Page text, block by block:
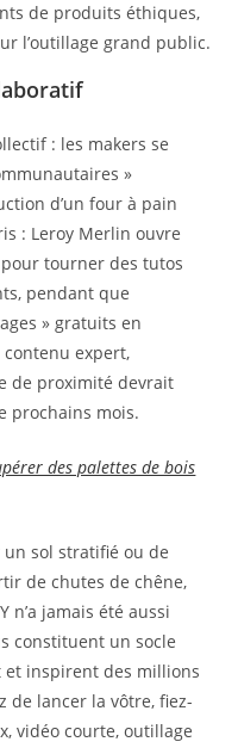
de produits éthiques,
l’outillage grand public.
: les makers se
»
d’un four à pain
: Leroy Merlin ouvre
tourner des tutos
pendant que
» gratuits en
expert,
de proximité devrait
prochains mois.
des palettes de bois
un sol stratifié ou de
de chutes de chêne,
n’a jamais été aussi
constituent un socle
inspirent des millions
de lancer la vôtre, fiez-
vidéo courte, outillage